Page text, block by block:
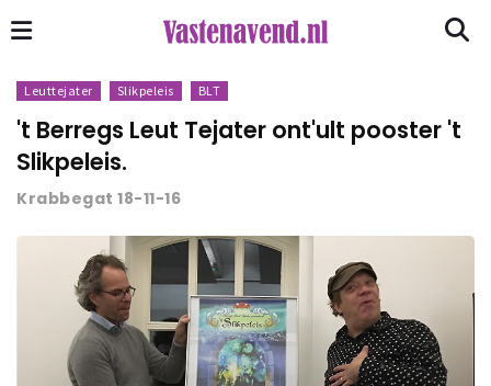
Leuttejater Slikpeleis BLT
't Berregs Leut Tejater ont'ult pooster 't
Slikpeleis.
Krabbegat 18-11-16